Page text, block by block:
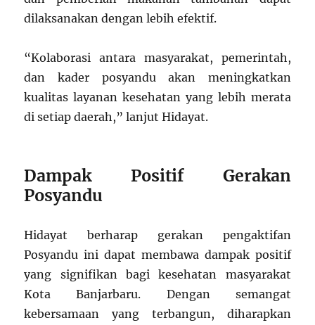
dilaksanakan dengan lebih efektif.
“Kolaborasi antara masyarakat, pemerintah,
dan kader posyandu akan meningkatkan
kualitas layanan kesehatan yang lebih merata
di setiap daerah,” lanjut Hidayat.
Dampak Positif Gerakan
Posyandu
Hidayat berharap gerakan pengaktifan
Posyandu ini dapat membawa dampak positif
yang signifikan bagi kesehatan masyarakat
Kota Banjarbaru. Dengan semangat
kebersamaan yang terbangun, diharapkan